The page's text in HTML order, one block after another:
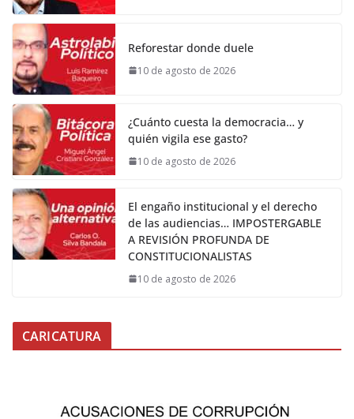
Reforestar donde duele
10 de agosto de 2026
¿Cuánto cuesta la democracia… y
quién vigila ese gasto?
10 de agosto de 2026
El engaño institucional y el derecho
de las audiencias… IMPOSTERGABLE
A REVISIÓN PROFUNDA DE
CONSTITUCIONALISTAS
10 de agosto de 2026
CARICATURA